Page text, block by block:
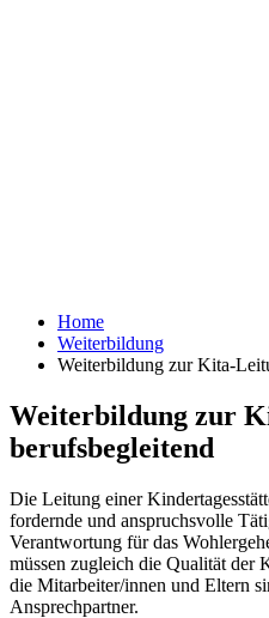
Home
Weiterbildung
Weiterbildung zur Kita-
Weiterbildung zur
berufsbegleitend
Die Leitung einer
fordernde und anspruchsvolle
Verantwortung für das
müssen zugleich die Qualität der
die Mitarbeiter/innen und Eltern
Ansprechpartner.